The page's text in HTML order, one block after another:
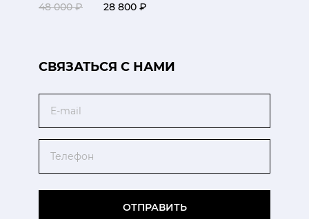
48 000 ₽ 28 800 ₽
CВЯЗАТЬСЯ С НАМИ
ОТПРАВИТЬ